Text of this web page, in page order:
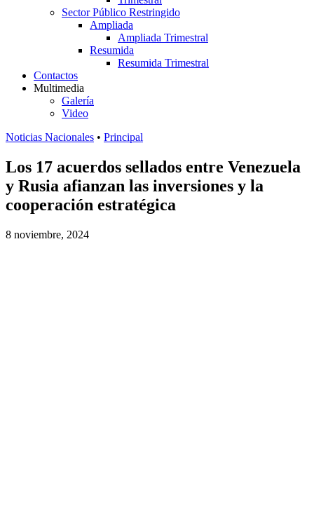
Sector Público Restringido
Ampliada
Ampliada Trimestral
Resumida
Resumida Trimestral
Contactos
Multimedia
Galería
Video
Noticias Nacionales • Principal
Los 17 acuerdos sellados entre Venezuela
y Rusia afianzan las inversiones y la
cooperación estratégica
8 noviembre, 2024